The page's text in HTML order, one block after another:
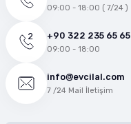
09:00 - 18:00 ( 7/24 )
+90 322 235 65 65
09:00 - 18:00
info@evcilal.com
7 /24 Mail İletişim